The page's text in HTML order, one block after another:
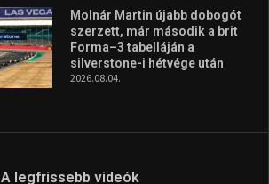
Molnár Martin újabb dobogót
szerzett, már második a brit
Forma–3 tabelláján a
silverstone-i hétvége után
2026.08.04.
A legfrissebb videók